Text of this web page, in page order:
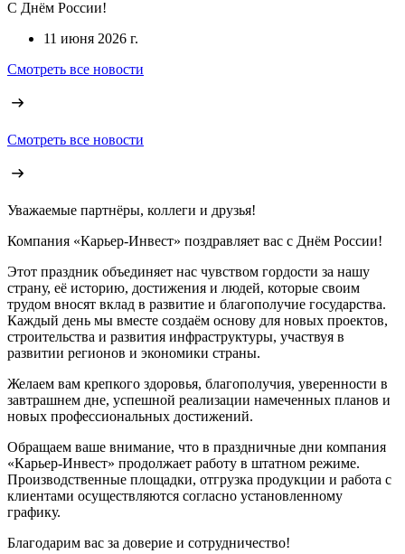
С Днём России!
11 июня 2026 г.
Смотреть все новости
Смотреть все новости
Уважаемые партнёры, коллеги и друзья!
Компания «Карьер-Инвест» поздравляет вас с Днём России!
Этот праздник объединяет нас чувством гордости за нашу
страну, её историю, достижения и людей, которые своим
трудом вносят вклад в развитие и благополучие государства.
Каждый день мы вместе создаём основу для новых проектов,
строительства и развития инфраструктуры, участвуя в
развитии регионов и экономики страны.
Желаем вам крепкого здоровья, благополучия, уверенности в
завтрашнем дне, успешной реализации намеченных планов и
новых профессиональных достижений.
Обращаем ваше внимание, что в праздничные дни компания
«Карьер-Инвест» продолжает работу в штатном режиме.
Производственные площадки, отгрузка продукции и работа с
клиентами осуществляются согласно установленному
графику.
Благодарим вас за доверие и сотрудничество!